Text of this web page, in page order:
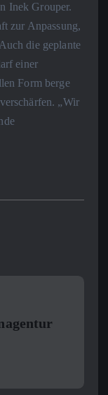
Inek Grouper.
zur Anpassung,
die geplante
einer
Form berge
„Wir